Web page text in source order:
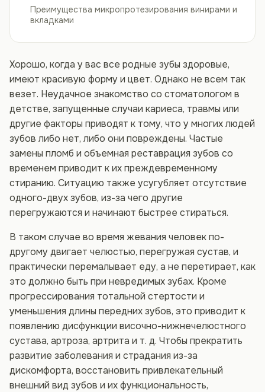
Преимущества микропротезирования винирами и
вкладками
Хорошо, когда у вас все родные зубы здоровые,
имеют красивую форму и цвет. Однако не всем так
везет. Неудачное знакомство со стоматологом в
детстве, запущенные случаи кариеса, травмы или
другие факторы приводят к тому, что у многих людей
зубов либо нет, либо они повреждены. Частые
замены пломб и объемная реставрация зубов со
временем приводит к их преждевременному
стиранию. Ситуацию также усугубляет отсутствие
одного-двух зубов, из-за чего другие
перегружаются и начинают быстрее стираться.
В таком случае во время жевания человек по-
другому двигает челюстью, перегружая сустав, и
практически перемалывает еду, а не перетирает, как
это должно быть при невредимых зубах. Кроме
прогрессирования тотальной стертости и
уменьшения длины передних зубов, это приводит к
появлению дисфункции височно-нижнечелюстного
сустава, артроза, артрита и т. д. Чтобы прекратить
развитие заболевания и страдания из-за
дискомфорта, восстановить привлекательный
внешний вид зубов и их функциональность,